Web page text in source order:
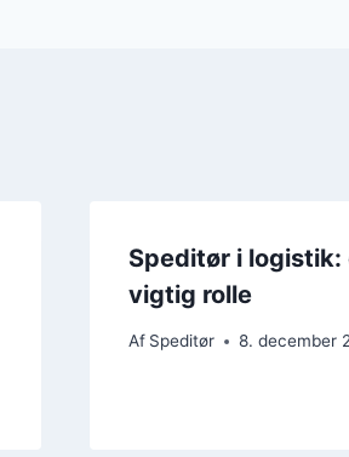
Speditør i logistik:
vigtig rolle
Af Speditør 8. december